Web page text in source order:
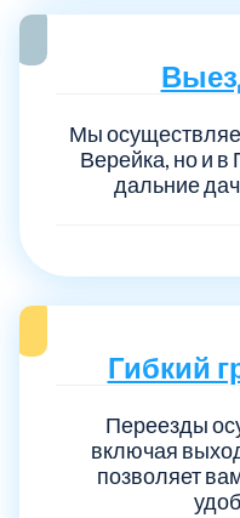
Мы
Верейка, но и
дальние
Гибкий
Переезды
включая
позволяет